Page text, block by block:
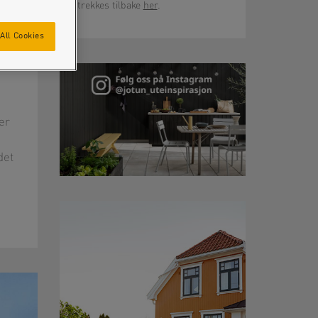
trekkes tilbake her.
Cookies